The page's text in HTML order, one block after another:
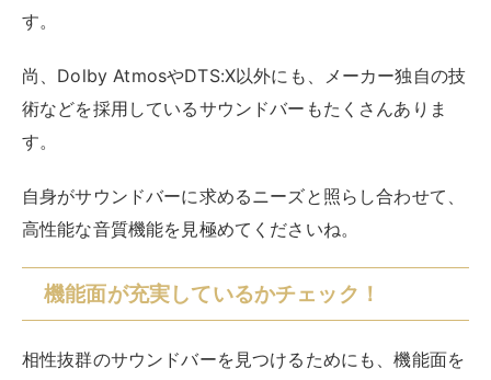
す。
尚、Dolby AtmosやDTS:X以外にも、メーカー独自の技
術などを採用しているサウンドバーもたくさんありま
す。
自身がサウンドバーに求めるニーズと照らし合わせて、
高性能な音質機能を見極めてくださいね。
機能面が充実しているかチェック！
相性抜群のサウンドバーを見つけるためにも、機能面を